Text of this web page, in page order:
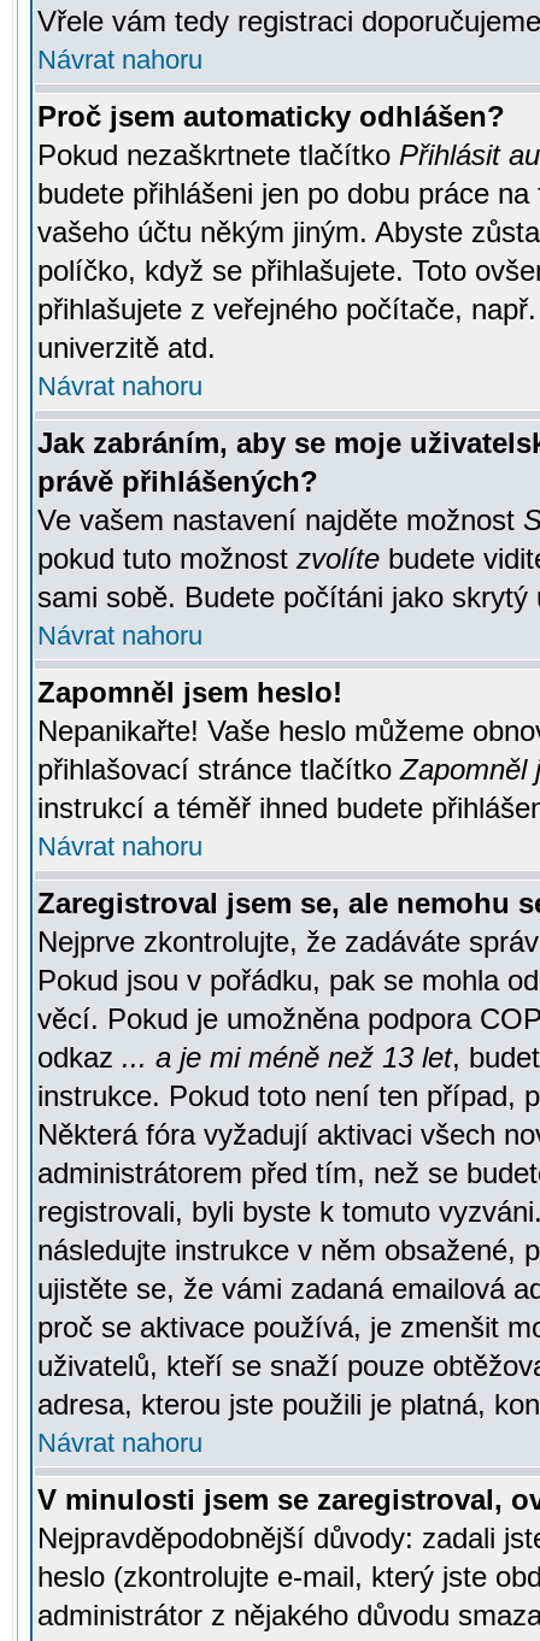
Vřele vám tedy registraci
Návrat nahoru
Proč jsem automaticky odhlášen?
Pokud nezaškrtnete tlačítko Přihlásit
budete přihlášeni jen po dobu práce
vašeho účtu někým jiným. Abyste
políčko, když se přihlašujete. Toto
přihlašujete z veřejného počítače,
univerzitě atd.
Návrat nahoru
Jak zabráním, aby se moje
právě přihlášených?
Ve vašem nastavení najděte možnost
pokud tuto možnost zvolíte budete
sami sobě. Budete počítáni jako skrytý
Návrat nahoru
Zapomněl jsem heslo!
Nepanikařte! Vaše heslo můžeme
přihlašovací stránce tlačítkoZapomněl
instrukcí a téměř ihned budete
Návrat nahoru
Zaregistroval jsem se, ale nemohu
Nejprve zkontrolujte, že zadáváte
Pokud jsou v pořádku, pak se mohla
věcí. Pokud je umožněna podpora
odkaz ... a je mi méně než 13 let,
instrukce. Pokud toto není ten případ,
Některá fóra vyžadují aktivaci všech
administrátorem před tím, než se
registrovali, byli byste k tomuto
následujte instrukce v něm obsažené,
ujistěte se, že vámi zadaná emailová
proč se aktivace používá, je zmenšit
uživatelů, kteří se snaží pouze
adresa, kterou jste použili je platná,
Návrat nahoru
V minulosti jsem se zaregistroval,
Nejpravděpodobnější důvody: zadali
heslo (zkontrolujte e-mail, který jste
administrátor z nějakého důvodu